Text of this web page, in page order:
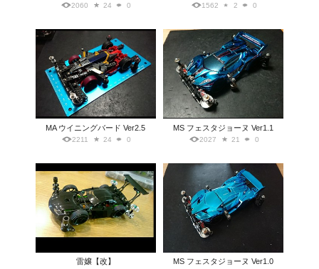
2060 24 0 1562 2 0
MA ウイニングバード Ver2.5
2211 24 0
MS フェスタジョーヌ Ver1.1
2027 21 0
雷嬢【改】 MS フェスタジョーヌ Ver1.0